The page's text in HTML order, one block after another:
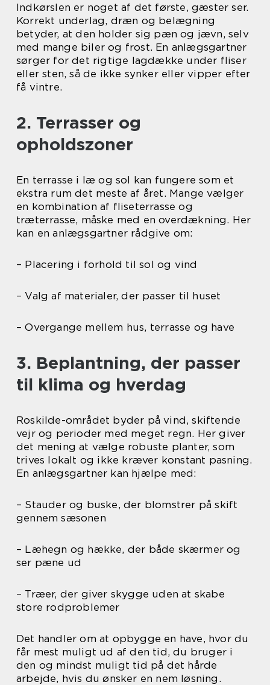
Indkørslen er noget af det første, gæster ser.
Korrekt underlag, dræn og belægning
betyder, at den holder sig pæn og jævn, selv
med mange biler og frost. En anlægsgartner
sørger for det rigtige lagdække under fliser
eller sten, så de ikke synker eller vipper efter
få vintre.
2. Terrasser og
opholdszoner
En terrasse i læ og sol kan fungere som et
ekstra rum det meste af året. Mange vælger
en kombination af fliseterrasse og
træterrasse, måske med en overdækning. Her
kan en anlægsgartner rådgive om:
– Placering i forhold til sol og vind
– Valg af materialer, der passer til huset
– Overgange mellem hus, terrasse og have
3. Beplantning, der passer
til klima og hverdag
Roskilde-området byder på vind, skiftende
vejr og perioder med meget regn. Her giver
det mening at vælge robuste planter, som
trives lokalt og ikke kræver konstant pasning.
En anlægsgartner kan hjælpe med:
– Stauder og buske, der blomstrer på skift
gennem sæsonen
– Læhegn og hække, der både skærmer og
ser pæne ud
– Træer, der giver skygge uden at skabe
store rodproblemer
Det handler om at opbygge en have, hvor du
får mest muligt ud af den tid, du bruger i
den og mindst muligt tid på det hårde
arbejde, hvis du ønsker en nem løsning.